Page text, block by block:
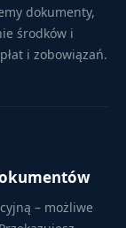
dokumenty,
środków i
i zobowiązań.
– możliwe